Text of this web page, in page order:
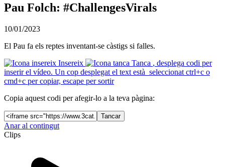
Pau Folch: #ChallengesVirals
10/01/2023
El Pau fa els reptes inventant-se càstigs si falles.
Insereix
Tanca , desplega codi per
inserir el vídeo. Un cop desplegat el text està seleccionat ctrl+c o
cmd+c per copiar, escape per sortir
Copia aquest codi per afegir-lo a la teva pàgina:
Tancar
Anar al contingut
Clips